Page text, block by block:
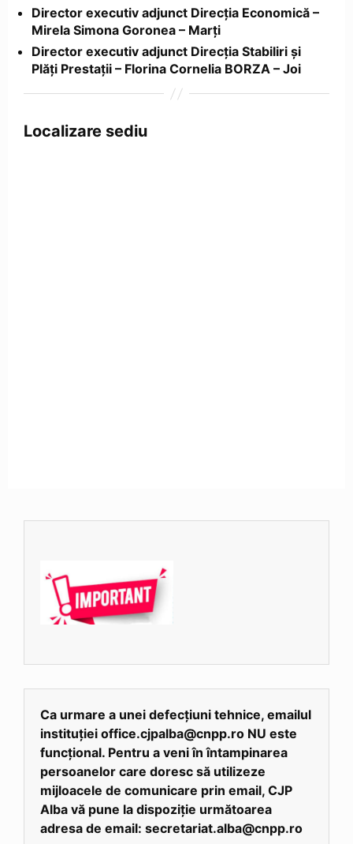
Director executiv adjunct Direcția Economică –
Mirela Simona Goronea – Marți
Director executiv adjunct Direcția Stabiliri și
Plăți Prestații – Florina Cornelia BORZA – Joi
Localizare sediu
Ca urmare a unei defecțiuni tehnice, emailul
instituției office.cjpalba@cnpp.ro NU este
funcțional. Pentru a veni în întampinarea
persoanelor care doresc să utilizeze
mijloacele de comunicare prin email, CJP
Alba vă pune la dispoziție următoarea
adresa de email: secretariat.alba@cnpp.ro